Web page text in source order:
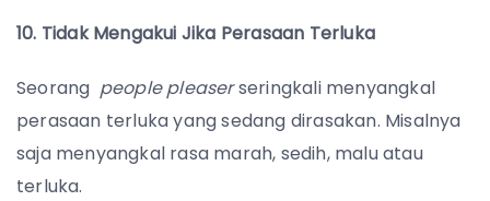
10. Tidak Mengakui Jika Perasaan Terluka
Seorang people pleaserseringkali menyangkal
perasaan terluka yang sedang dirasakan. Misalnya
saja menyangkal rasa marah, sedih, malu atau
terluka.